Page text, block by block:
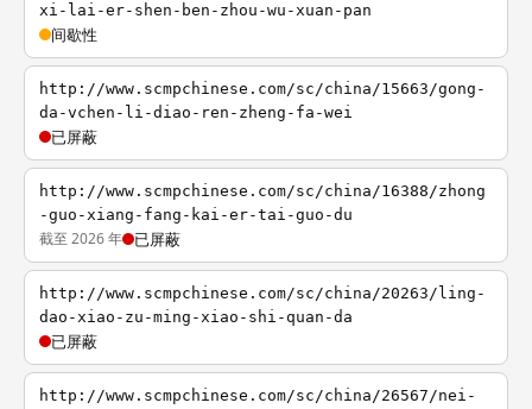
xi-lai-er-shen-ben-zhou-wu-xuan-pan
间歇性
http://www.scmpchinese.com/sc/china/15663/gong-
da-vchen-li-diao-ren-zheng-fa-wei
已屏蔽
http://www.scmpchinese.com/sc/china/16388/zhong
-guo-xiang-fang-kai-er-tai-guo-du
截至 2026 年 已屏蔽
http://www.scmpchinese.com/sc/china/20263/ling-
dao-xiao-zu-ming-xiao-shi-quan-da
已屏蔽
http://www.scmpchinese.com/sc/china/26567/nei-